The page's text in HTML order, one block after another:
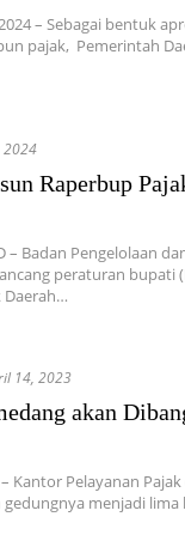
– Sebagai bentuk
pajak, Pemerintah
2024
Raperbup
– Badan Pengelolaan
peraturan bupati
Daerah…
14, 2023
akan
Kantor Pelayanan
menjadi lima